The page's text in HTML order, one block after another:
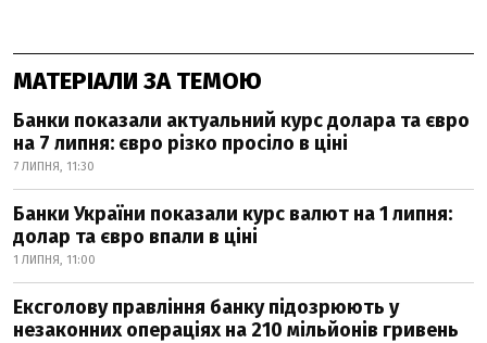
МАТЕРІАЛИ ЗА ТЕМОЮ
Банки показали актуальний курс долара та євро
на 7 липня: євро різко просіло в ціні
7 ЛИПНЯ, 11:30
Банки України показали курс валют на 1 липня:
долар та євро впали в ціні
1 ЛИПНЯ, 11:00
Ексголову правління банку підозрюють у
незаконних операціях на 210 мільйонів гривень